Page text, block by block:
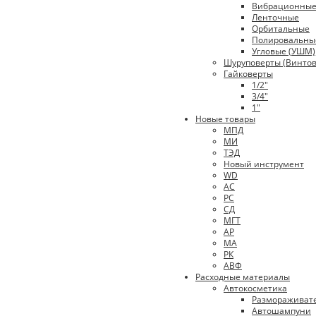
Вибрационные
Ленточные
Орбитальные
Угловые (УШМ)
Шуруповерты
Гайковерты
1/2"
3/4"
1"
Новые товары
МПД
МИ
ТЭД
Новый инструмент
WD
АС
РС
СД
МГТ
АР
МА
РК
АВФ
Расходные материалы
Автокосметика
Автошампуни